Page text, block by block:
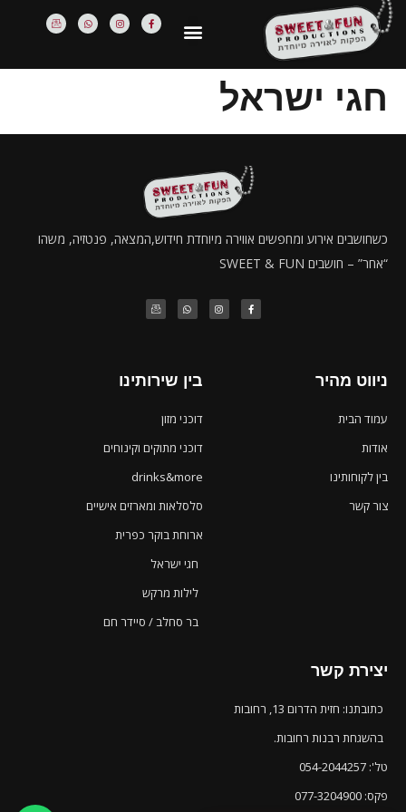
חגי ישראל
כשחושבים אירוע ומחפשים אווירה מיוחדת חידוש,המצאה, פנטזיה, משהו
“אחר” – חושבים SWEET & FUN
ניווט מהיר
עמוד הבית
אודות
בין לקוחותינו
צור קשר
בין שירותינו
דוכני מזון
דוכני מתוקים וקינוחים
drinks&more
סלסלאות ומארזים אישיים
ארוחת בוקר כפרית
חגי ישראל
לילות מרקש
בר סחלב / סיידר חם
יצירת קשר
כתובתנו: חזית הדרום 13, רחובות
בהשגחת רבנות רחובות.
טל': 054-2044257
פקס: 077-3204900